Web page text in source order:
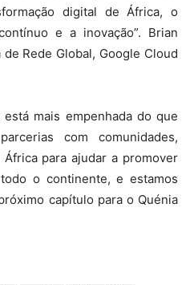
digital de África, o
e a inovação”. Brian
Rede Global, Google Cloud
está mais empenhada do que
com comunidades,
para ajudar a promover
o continente, e estamos
capítulo para o Quénia